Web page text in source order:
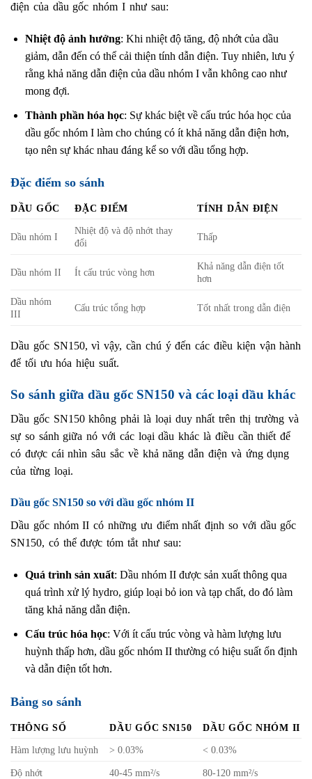
điện của dầu gốc nhóm I như sau:
Nhiệt độ ảnh hưởng: Khi nhiệt độ tăng, độ nhớt của dầu
giảm, dẫn đến có thể cải thiện tính dẫn điện. Tuy nhiên, lưu ý
rằng khả năng dẫn điện của dầu nhóm I vẫn không cao như
mong đợi.
Thành phần hóa học: Sự khác biệt về cấu trúc hóa học của
dầu gốc nhóm I làm cho chúng có ít khả năng dẫn điện hơn,
tạo nên sự khác nhau đáng kể so với dầu tổng hợp.
Đặc điểm so sánh
DẦU GỐC ĐẶC ĐIỂM TÍNH DẪN ĐIỆN
Dầu nhóm I
Nhiệt độ và độ nhớt thay
đổi
Thấp
Dầu nhóm II Ít cấu trúc vòng hơn
Khả năng dẫn điện tốt
hơn
Dầu nhóm
III
Cấu trúc tổng hợp Tốt nhất trong dẫn điện
Dầu gốc SN150, vì vậy, cần chú ý đến các điều kiện vận hành
để tối ưu hóa hiệu suất.
So sánh giữa dầu gốc SN150 và các loại dầu khác
Dầu gốc SN150 không phải là loại duy nhất trên thị trường và
sự so sánh giữa nó với các loại dầu khác là điều cần thiết để
có được cái nhìn sâu sắc về khả năng dẫn điện và ứng dụng
của từng loại.
Dầu gốc SN150 so với dầu gốc nhóm II
Dầu gốc nhóm II có những ưu điểm nhất định so với dầu gốc
SN150, có thể được tóm tắt như sau:
Quá trình sản xuất: Dầu nhóm II được sản xuất thông qua
quá trình xử lý hydro, giúp loại bỏ ion và tạp chất, do đó làm
tăng khả năng dẫn điện.
Cấu trúc hóa học: Với ít cấu trúc vòng và hàm lượng lưu
huỳnh thấp hơn, dầu gốc nhóm II thường có hiệu suất ổn định
và dẫn điện tốt hơn.
Bảng so sánh
THÔNG SỐ DẦU GỐC SN150
DẦU GỐC NHÓM II
Hàm lượng lưu huỳnh
> 0.03% < 0.03%
Độ nhớt 40-45 mm²/s 80-120 mm²/s